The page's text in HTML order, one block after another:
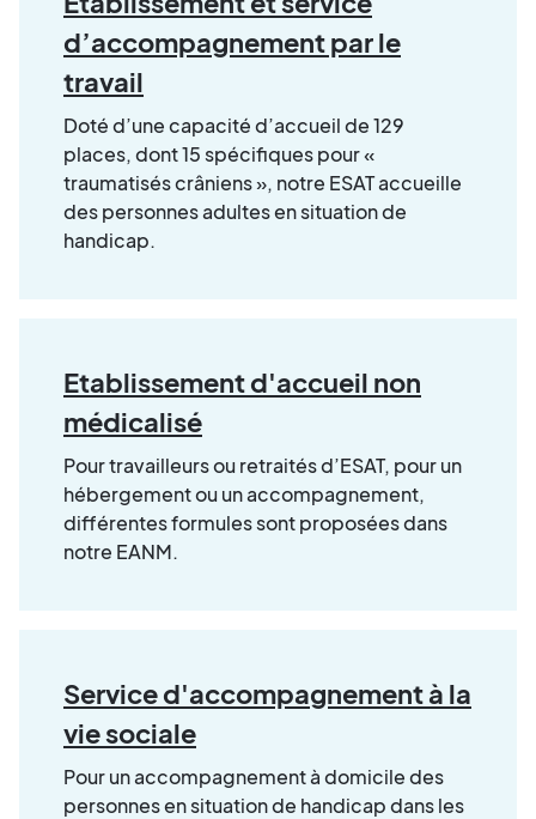
d’accompagnement par le
travail
Doté d’une capacité d’accueil de 129
places, dont 15 spécifiques pour «
traumatisés crâniens », notre ESAT accueille
des personnes adultes en situation de
handicap.
Etablissement d'accueil non
médicalisé
Pour travailleurs ou retraités d’ESAT, pour un
hébergement ou un accompagnement,
différentes formules sont proposées dans
notre EANM.
Service d'accompagnement à la
vie sociale
Pour un accompagnement à domicile des
personnes en situation de handicap dans les